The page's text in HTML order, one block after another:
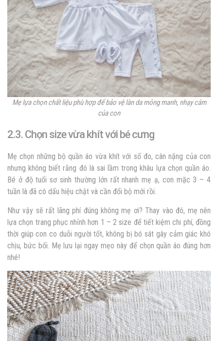
Mẹ lựa chọn chất liệu phù hợp để bảo vệ làn da mỏng manh, nhạy cảm
của con
2.3. Chọn size vừa khít với bé cưng
Mẹ chọn những bộ quần áo vừa khít với số đo, cân nặng của con
nhưng không biết rằng đó là sai lầm trong khâu lựa chọn quần áo.
Bé ở độ tuổi sơ sinh thường lớn rất nhanh mẹ ạ, con mặc 3 – 4
tuần là đã có dấu hiệu chật và cần đổi bộ mới rồi.
Như vậy sẽ rất lãng phí đúng không mẹ ơi? Thay vào đó, mẹ nên
lựa chọn trang phục nhỉnh hơn 1 – 2 size để tiết kiệm chi phí, đồng
thời giúp con co duỗi người tốt, không bị bó sát gây cảm giác khó
chịu, bức bối. Mẹ lưu lại ngay mẹo này để chọn quần áo đúng hơn
nhé!